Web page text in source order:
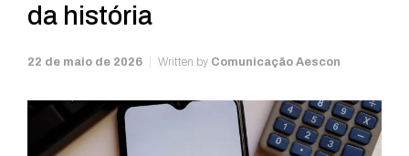
da história
22 de maio de 2026 Written by Comunicação Aescon